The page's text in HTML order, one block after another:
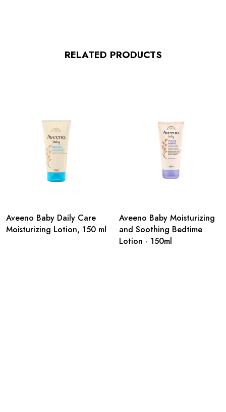
RELATED PRODUCTS
Aveeno Baby Daily Care
Moisturizing Lotion, 150 ml
Aveeno Baby Moisturizing
and Soothing Bedtime
Lotion - 150ml